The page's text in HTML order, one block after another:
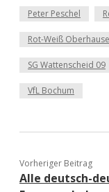
Peter Peschel
Rot-Weiß
SG Wattenscheid 09
VfL Bochum
Vorheriger Beitrag
Alle deutsch-